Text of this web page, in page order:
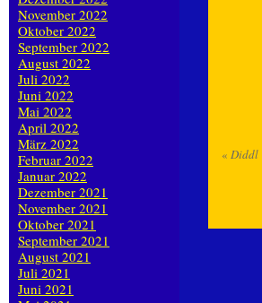
« Diddl
November 2022
Oktober 2022
September 2022
August 2022
Juli 2022
Juni 2022
Mai 2022
April 2022
März 2022
Februar 2022
Januar 2022
Dezember 2021
November 2021
Oktober 2021
September 2021
August 2021
Juli 2021
Juni 2021